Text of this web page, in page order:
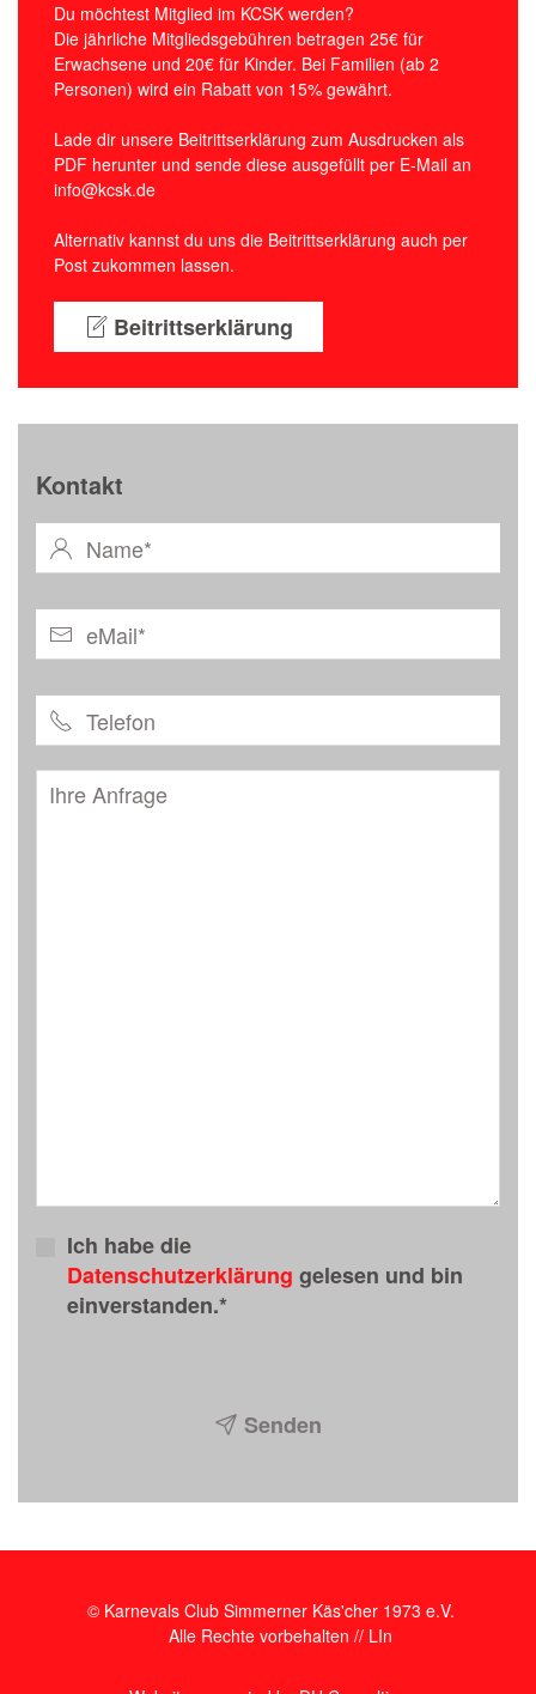
Du möchtest Mitglied im KCSK werden?
Die jährliche Mitgliedsgebühren betragen 25€ für
Erwachsene und 20€ für Kinder. Bei Familien (ab 2
Personen) wird ein Rabatt von 15% gewährt.
Lade dir unsere Beitrittserklärung zum Ausdrucken als
PDF herunter und sende diese ausgefüllt per E-Mail an
info@kcsk.de
Alternativ kannst du uns die Beitrittserklärung auch per
Post zukommen lassen.
Beitrittserklärung
Kontakt
Ich habe die
Datenschutzerklärung gelesen und bin
einverstanden.*
Senden
© Karnevals Club Simmerner Käs'cher 1973 e.V.
Alle Rechte vorbehalten // LIn